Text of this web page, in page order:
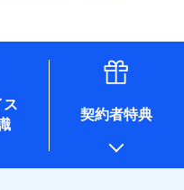
品・サービスをご提案す
あります。）
ため
のため
帯業務を行うため
の情報は、保険会社のホ
、ご確認ください。
ス
契約者特典